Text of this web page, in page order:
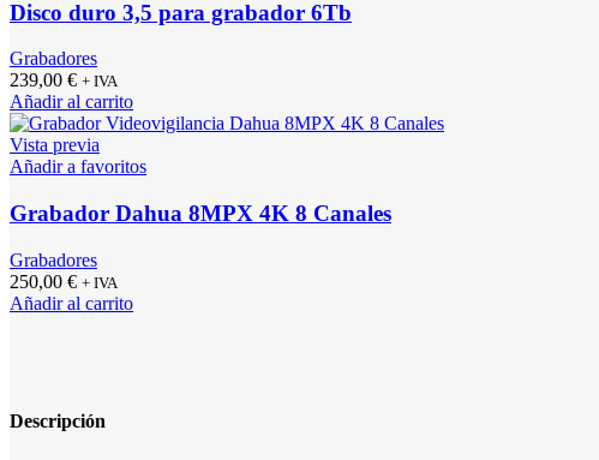
Disco duro 3,5 para grabador 6Tb
Grabadores
239,00 € + IVA
Añadir al carrito
Vista previa
Añadir a favoritos
Grabador Dahua 8MPX 4K 8 Canales
Grabadores
250,00 € + IVA
Añadir al carrito
Descripción